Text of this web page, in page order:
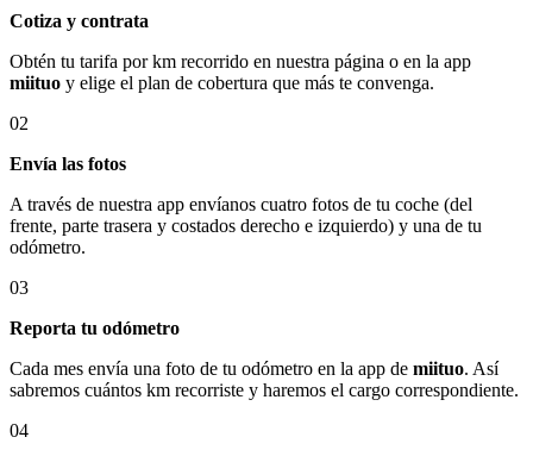
Cotiza y contrata
Obtén tu tarifa por km recorrido en nuestra página o en la app
miituo y elige el plan de cobertura que más te convenga.
02
Envía las fotos
A través de nuestra app envíanos cuatro fotos de tu coche (del
frente, parte trasera y costados derecho e izquierdo) y una de tu
odómetro.
03
Reporta tu odómetro
Cada mes envía una foto de tu odómetro en la app de miituo. Así
sabremos cuántos km recorriste y haremos el cargo correspondiente.
04